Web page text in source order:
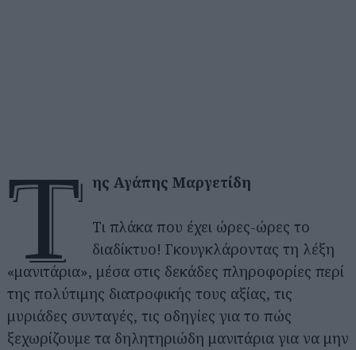
τ ης Αγάπης Μαργετίδη
Τι πλάκα που έχει ώρες-ώρες το
διαδίκτυο! Γκουγκλάροντας τη λέξη
«μανιτάρια», μέσα στις δεκάδες πληροφορίες περί
της πολύτιμης διατροφικής τους αξίας, τις
μυριάδες συνταγές, τις οδηγίες για το πώς
ξεχωρίζουμε τα δηλητηριώδη μανιτάρια για να μην